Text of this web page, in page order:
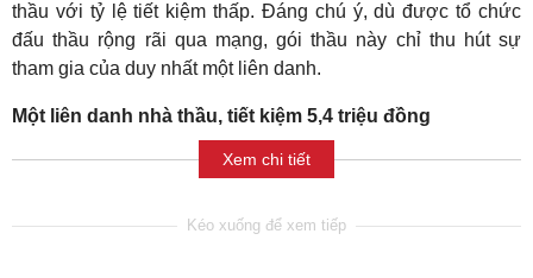
thầu với tỷ lệ tiết kiệm thấp. Đáng chú ý, dù được tổ chức
đấu thầu rộng rãi qua mạng, gói thầu này chỉ thu hút sự
tham gia của duy nhất một liên danh.
Một liên danh nhà thầu, tiết kiệm 5,4 triệu đồng
Xem chi tiết